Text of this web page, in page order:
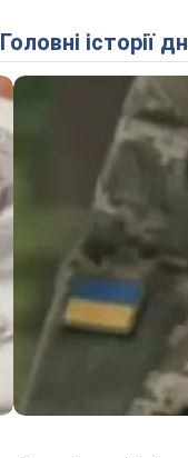
Головні історії